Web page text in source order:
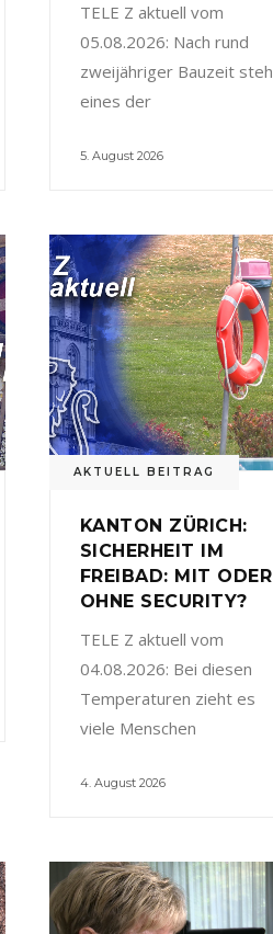
TELE Z aktuell vom
05.08.2026: Nach rund
zweijähriger Bauzeit
eines der
5. August 2026
AKTUELL BEITRAG
KANTON ZÜRICH:
SICHERHEIT IM
FREIBAD: MIT ODER
OHNE SECURITY?
TELE Z aktuell vom
04.08.2026: Bei diesen
Temperaturen zieht es
viele Menschen
4. August 2026